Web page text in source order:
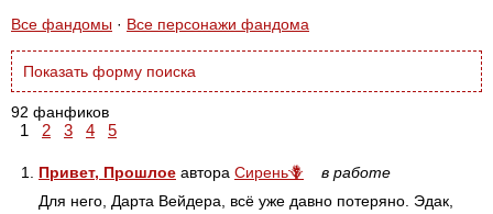
Все фандомы · Все персонажи фандома
92 фанфиков
1 2 3 4 5
1. Привет, Прошлое автора Сирень🪻
в работе
Для него, Дарта Вейдера, всё уже давно потеряно. Эдак,
Показать форму поиска